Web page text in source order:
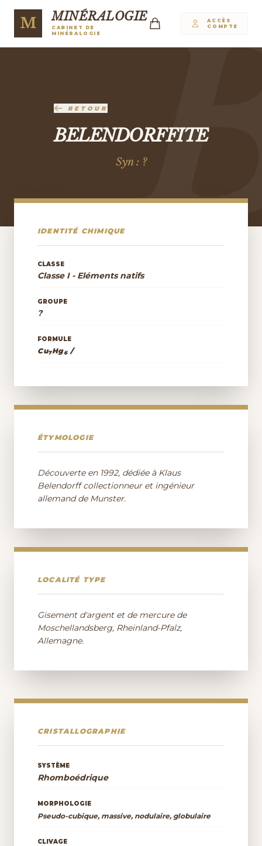
M MINÉRALOGIE
CABINET DE
MINÉRALOGIE
ACCÈS
COMPTE
RETOUR
BELENDORFFITE
Syn : ?
IDENTITÉ CHIMIQUE
CLASSE
Classe I - Eléments natifs
GROUPE
?
FORMULE
Cu7Hg6/
ÉTYMOLOGIE
Découverte en 1992, dédiée à Klaus
Belendorff collectionneur et ingénieur
allemand de Munster.
LOCALITÉ TYPE
Gisement d'argent et de mercure de
Moschellandsberg, Rheinland-Pfalz,
Allemagne.
CRISTALLOGRAPHIE
SYSTÈME
Rhomboédrique
MORPHOLOGIE
Pseudo-cubique, massive, nodulaire, globulaire
CLIVAGE